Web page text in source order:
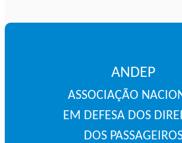
ANDEP
ASSOCIAÇÃO
EM DEFESA DOS
DOS